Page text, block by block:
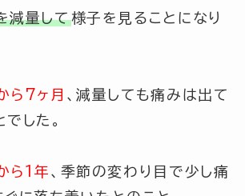
減量して様子を見ることになり
ら7ヶ月 、減量しても痛みは出て
した。
ら1年 、季節の変わり目で少し痛